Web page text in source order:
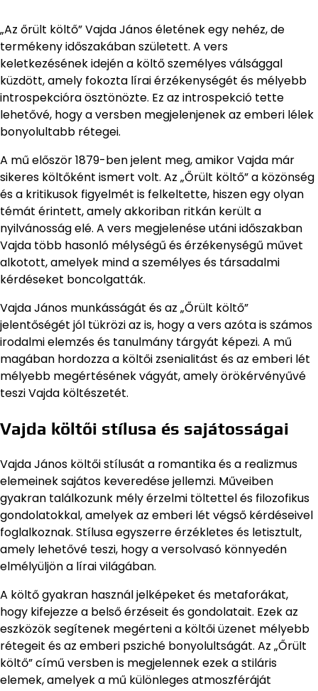
„Az őrült költő” Vajda János életének egy nehéz, de
termékeny időszakában született. A vers
keletkezésének idején a költő személyes válsággal
küzdött, amely fokozta lírai érzékenységét és mélyebb
introspekcióra ösztönözte. Ez az introspekció tette
lehetővé, hogy a versben megjelenjenek az emberi lélek
bonyolultabb rétegei.
A mű először 1879-ben jelent meg, amikor Vajda már
sikeres költőként ismert volt. Az „Őrült költő” a közönség
és a kritikusok figyelmét is felkeltette, hiszen egy olyan
témát érintett, amely akkoriban ritkán került a
nyilvánosság elé. A vers megjelenése utáni időszakban
Vajda több hasonló mélységű és érzékenységű művet
alkotott, amelyek mind a személyes és társadalmi
kérdéseket boncolgatták.
Vajda János munkásságát és az „Őrült költő”
jelentőségét jól tükrözi az is, hogy a vers azóta is számos
irodalmi elemzés és tanulmány tárgyát képezi. A mű
magában hordozza a költői zsenialitást és az emberi lét
mélyebb megértésének vágyát, amely örökérvényűvé
teszi Vajda költészetét.
Vajda költői stílusa és sajátosságai
Vajda János költői stílusát a romantika és a realizmus
elemeinek sajátos keveredése jellemzi. Műveiben
gyakran találkozunk mély érzelmi töltettel és filozofikus
gondolatokkal, amelyek az emberi lét végső kérdéseivel
foglalkoznak. Stílusa egyszerre érzékletes és letisztult,
amely lehetővé teszi, hogy a versolvasó könnyedén
elmélyüljön a lírai világában.
A költő gyakran használ jelképeket és metaforákat,
hogy kifejezze a belső érzéseit és gondolatait. Ezek az
eszközök segítenek megérteni a költői üzenet mélyebb
rétegeit és az emberi psziché bonyolultságát. Az „Őrült
költő” című versben is megjelennek ezek a stiláris
elemek, amelyek a mű különleges atmoszféráját